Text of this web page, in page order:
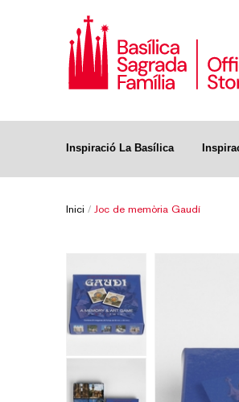
Inspiració La Basílica
Inici / Joc de memòria Gaudí